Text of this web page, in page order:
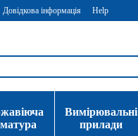
Довідкова інформація Help
Вимірювальні
прилади